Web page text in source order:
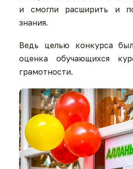
и смогли расширить и
знания.
Ведь целью конкурса
оценка обучающихся
грамотности.